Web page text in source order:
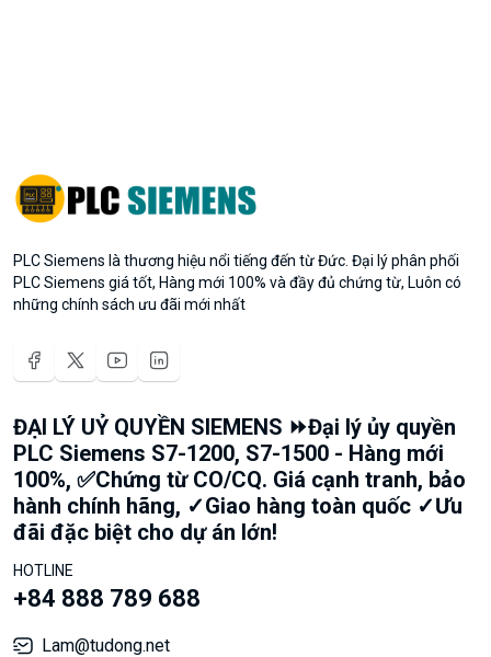
PLC Siemens là thương hiệu nổi tiếng đến từ Đức. Đại lý phân phối
PLC Siemens giá tốt, Hàng mới 100% và đầy đủ chứng từ, Luôn có
những chính sách ưu đãi mới nhất
ĐẠI LÝ UỶ QUYỀN SIEMENS ⏩Đại lý ủy quyền
PLC Siemens S7-1200, S7-1500 - Hàng mới
100%, ✅Chứng từ CO/CQ. Giá cạnh tranh, bảo
hành chính hãng, ✓Giao hàng toàn quốc ✓Ưu
đãi đặc biệt cho dự án lớn!
HOTLINE
+84 888 789 688
Lam@tudong.net